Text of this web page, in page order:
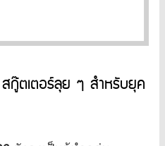
กู๊ตเตอร์ลุย ๆ สำหรับยุค